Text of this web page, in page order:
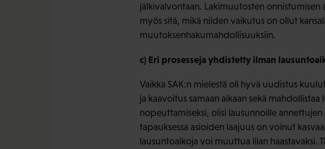
jälkivalvontaan. Lakimuutosten
myös sitä, mikä niiden vaikutus on ollut
muutoksenhakumahdollisuuksiin.
c) Eri prosesseja yhdistetty ilman
Vaikka SAK:n mielestä oli hyvä uudistus
ja kaavoitus samaan aikaan sekä
nopeuttamiseksi, olisi lausunnoille
tapauksessa asioiden laajuus on voinut
lausuntoaikoja voi muuttua liian haastavaksi.